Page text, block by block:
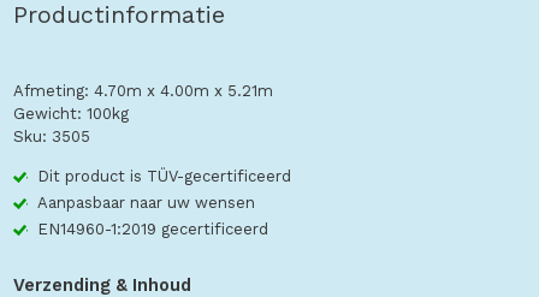
Productinformatie
Afmeting: 4.70m x 4.00m x 5.21m
Gewicht: 100kg
Sku: 3505
Dit product is TÜV-gecertificeerd
Aanpasbaar naar uw wensen
EN14960-1:2019 gecertificeerd
Verzending & Inhoud